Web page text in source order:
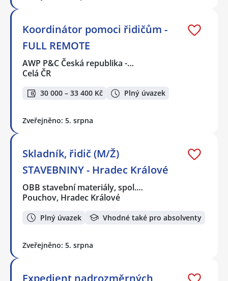
Koordinátor pomoci řidičům -
FULL REMOTE
AWP P&C Česká republika -…
Celá ČR
30 000 – 33 400 Kč Plný úvazek
Zveřejněno: 5. srpna
Skladník, řidič (M/Ž)
STAVEBNINY - Hradec Králové
OBB stavební materiály, spol.…
Pouchov, Hradec Králové
Plný úvazek Vhodné také pro absolventy
Zveřejněno: 5. srpna
Expedient nadrozměrných